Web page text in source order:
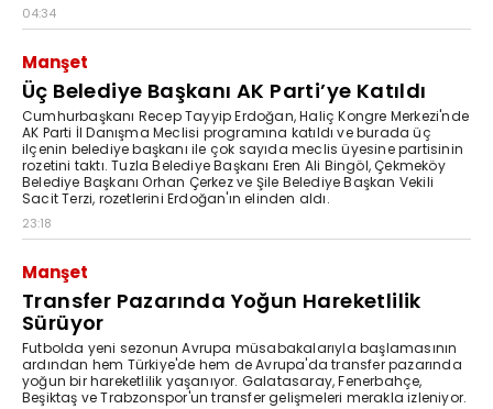
04:34
Manşet
Üç Belediye Başkanı AK Parti’ye Katıldı
Cumhurbaşkanı Recep Tayyip Erdoğan, Haliç Kongre Merkezi'nde
AK Parti İl Danışma Meclisi programına katıldı ve burada üç
ilçenin belediye başkanı ile çok sayıda meclis üyesine partisinin
rozetini taktı. Tuzla Belediye Başkanı Eren Ali Bingöl, Çekmeköy
Belediye Başkanı Orhan Çerkez ve Şile Belediye Başkan Vekili
Sacit Terzi, rozetlerini Erdoğan'ın elinden aldı.
23:18
Manşet
Transfer Pazarında Yoğun Hareketlilik
Sürüyor
Futbolda yeni sezonun Avrupa müsabakalarıyla başlamasının
ardından hem Türkiye'de hem de Avrupa'da transfer pazarında
yoğun bir hareketlilik yaşanıyor. Galatasaray, Fenerbahçe,
Beşiktaş ve Trabzonspor'un transfer gelişmeleri merakla izleniyor.